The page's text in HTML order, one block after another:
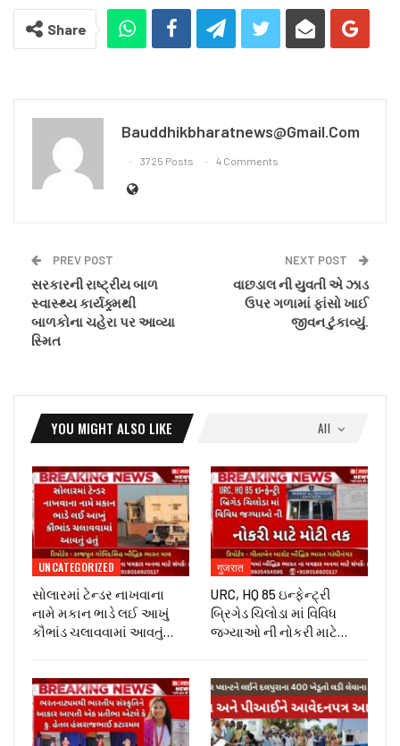
Share
Bauddhikbharatnews@gmail.com
3725 Posts 4 Comments
PREV POST
સરકારની રાષ્ટ્રીય બાળ
સ્વાસ્થ્ય કાર્યક્ર્મથી
બાળકોના ચહેરા પર આવ્યા
સ્મિત
NEXT POST
વાછડાલ ની યુવતી એ ઝાડ
ઉપર ગળામાં ફાંસો ખાઈ
જીવન ટુંકાવ્યું.
All
YOU MIGHT ALSO LIKE
UNCATEGORIZED
સોલારમાં ટેન્ડર નાખવાના
નામે મકાન ભાડે લઈ આખું
કૌભાંડ ચલાવવામાં આવતું…
गुजरात
URC, HQ 85 ઇન્ફેન્ટ્રી
બ્રિગેડ ચિલોડા માં વિવિધ
જગ્યાઓ ની નોકરી માટે…